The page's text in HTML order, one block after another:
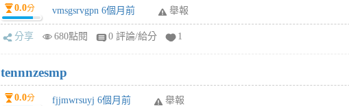
0.0分 vmsgsrvgpn 6個月前 舉報
分享 680點閱 0 評論/給分 1
tennnzesmp
0.0分 fjjmwrsuyj 6個月前 舉報